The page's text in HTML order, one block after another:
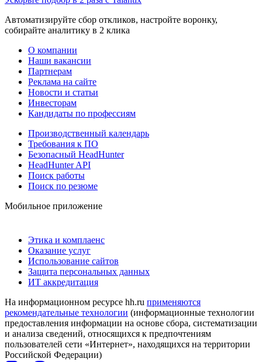
Автоматизируйте сбор откликов, настройте воронку,
собирайте аналитику в 2 клика
О компании
Наши вакансии
Партнерам
Реклама на сайте
Новости и статьи
Инвесторам
Кандидаты по профессиям
Производственный календарь
Требования к ПО
Безопасный HeadHunter
HeadHunter API
Поиск работы
Поиск по резюме
Мобильное приложение
Этика и комплаенс
Оказание услуг
Использование сайтов
Защита персональных данных
ИТ аккредитация
На информационном ресурсе hh.ru применяются
рекомендательные технологии (информационные технологии
предоставления информации на основе сбора, систематизации
и анализа сведений, относящихся к предпочтениям
пользователей сети «Интернет», находящихся на территории
Российской Федерации)